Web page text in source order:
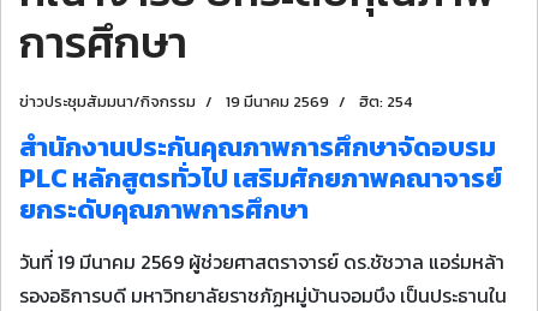
การศึกษา
ข่าวประชุมสัมมนา/กิจกรรม 19 มีนาคม 2569 ฮิต: 254
สำนักงานประกันคุณภาพการศึกษาจัดอบรม
PLC หลักสูตรทั่วไป เสริมศักยภาพคณาจารย์
ยกระดับคุณภาพการศึกษา
วันที่ 19 มีนาคม 2569 ผู้ช่วยศาสตราจารย์ ดร.ชัชวาล แอร่มหล้า
รองอธิการบดี มหาวิทยาลัยราชภัฏหมู่บ้านจอมบึง เป็นประธานใน